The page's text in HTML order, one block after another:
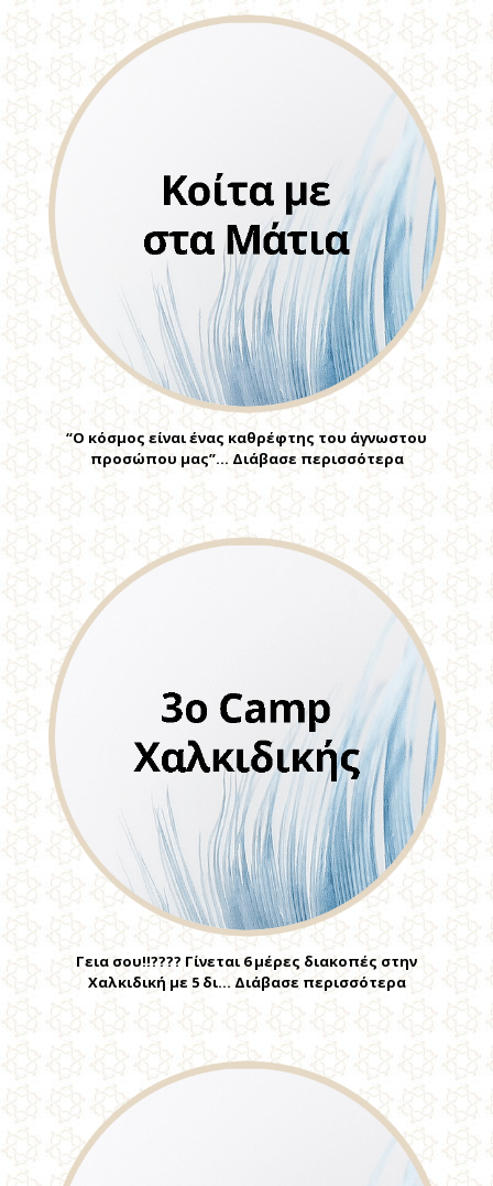
“Ο κόσμος είναι ένας καθρέφτης του άγνωστου
προσώπου μας”… Διάβασε περισσότερα
Γεια σου!!???? Γίνεται 6 μέρες διακοπές στην
Χαλκιδική με 5 δι… Διάβασε περισσότερα